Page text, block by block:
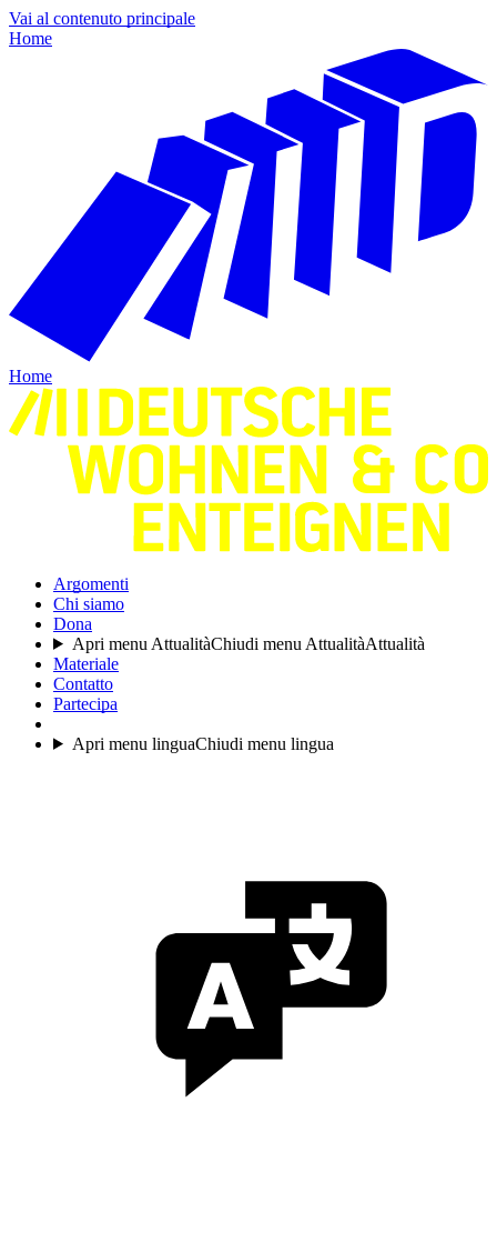
Vai al contenuto principale
Home
Home
Argomenti
Chi siamo
Dona
Apri menu AttualitàChiudi menu AttualitàAttualità
Materiale
Contatto
Partecipa
Apri menu linguaChiudi menu lingua